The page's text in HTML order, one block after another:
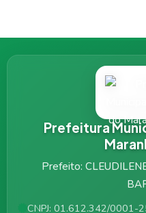
Prefeitura
Prefeito:
CNPJ: 01.612.342/0001-